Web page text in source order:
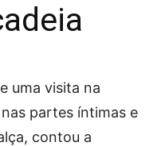
uma visita na
partes íntimas e
contou a